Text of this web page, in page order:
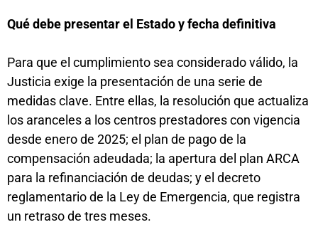
Qué debe presentar el Estado y fecha definitiva
Para que el cumplimiento sea considerado válido, la
Justicia exige la presentación de una serie de
medidas clave. Entre ellas, la resolución que actualiza
los aranceles a los centros prestadores con vigencia
desde enero de 2025; el plan de pago de la
compensación adeudada; la apertura del plan ARCA
para la refinanciación de deudas; y el decreto
reglamentario de la Ley de Emergencia, que registra
un retraso de tres meses.